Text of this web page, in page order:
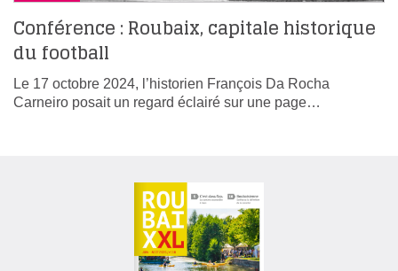
Conférence : Roubaix, capitale historique
du football
Le 17 octobre 2024, l’historien François Da Rocha
Carneiro posait un regard éclairé sur une page…